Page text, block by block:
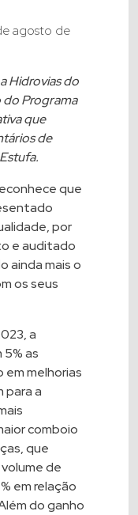
agosto de
Hidrovias do
do Programa
que
de
que
por
e auditado
ainda mais o
os seus
a
5% as
em melhorias
para a
comboio
que
de
em relação
do ganho